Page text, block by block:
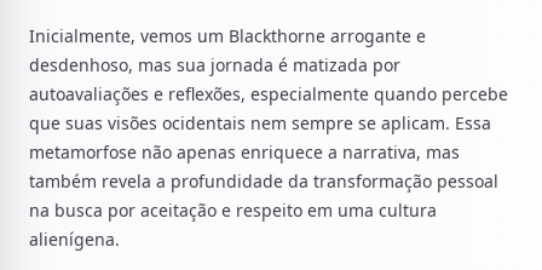
Inicialmente, vemos um Blackthorne arrogante e
desdenhoso, mas sua jornada é matizada por
autoavaliações e reflexões, especialmente quando percebe
que suas visões ocidentais nem sempre se aplicam. Essa
metamorfose não apenas enriquece a narrativa, mas
também revela a profundidade da transformação pessoal
na busca por aceitação e respeito em uma cultura
alienígena.